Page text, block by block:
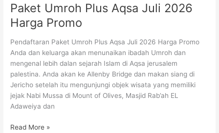
Paket Umroh Plus Aqsa Juli 2026
Harga Promo
Pendaftaran Paket Umroh Plus Aqsa Juli 2026 Harga Promo
Anda dan keluarga akan menunaikan ibadah Umroh dan
mengenal lebih dalan sejarah Islam di Aqsa jerusalem
palestina. Anda akan ke Allenby Bridge dan makan siang di
Jericho setelah itu mengunjungi objek wisata yang memiliki
jejak Nabi Mussa di Mount of Olives, Masjid Rab’ah EL
Adaweiya dan
Plus
Aqsa
Juli
2026
Harga
Read More »